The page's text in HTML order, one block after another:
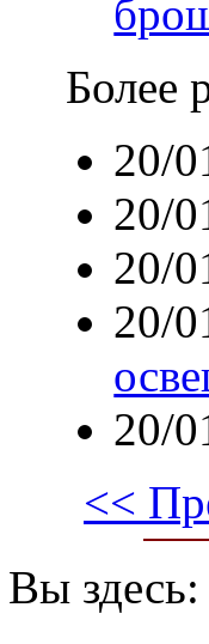
Более
20/
20/
20/
20/
20/
<<
Вы здесь: